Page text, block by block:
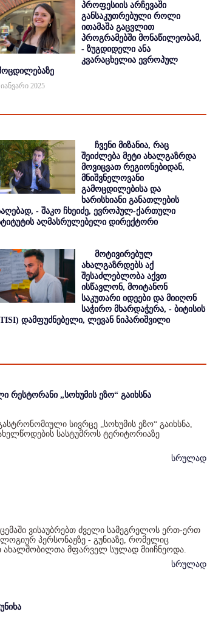
პროფესიის არჩევაში
განსაკუთრებული როლი
ითამაშა გაცვლით
პროგრამებში მონაწილეობამ,
- ზუგდიდელი ანა
კვარაცხელია ევროპულ
იანვარი 2025
ჩვენი მიზანია, რაც
შეიძლება მეტი ახალგაზრდა
მოვიცვათ რეგიონებიდან,
მნიშვნელოვანი
გამოცდილებისა და
ხარისხიანი განათლების
- შაკო ჩხეიძე, ევროპულ-ქართული
აღმასრულებელი დირექტორი
მოტივირებულ
ახალგაზრდებს აქ
შესაძლებლობა აქვთ
ისწავლონ, მოიტანონ
საკუთარი იდეები და მიიღონ
საჭირო მხარდაჭერა, - ბიტისის
დამფუძნებელი, ლევან ნიპარიშვილი
რესტორანი „სოხუმის ეზო“ გაიხსნა
სივრცე „სოხუმის ეზო“ გაიხსნა,
სასტუმროს ტერიტორიაზე
სრულად
ვისაუბრებთ ძველი სამეგრელოს ერთ-ერთ
პერსონაჟზე - გუნიაზე, რომელიც
ახალშობილთა მფარველ სულად მიიჩნეოდა.
სრულად